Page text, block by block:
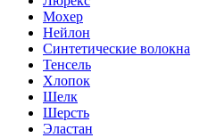
Мохер
Нейлон
Синтетические волокна
Тенсель
Хлопок
Шелк
Шерсть
Эластан